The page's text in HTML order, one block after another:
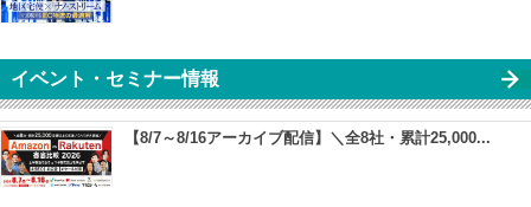
イベント・セミナー情報
【8/7～8/16アーカイブ配信】＼全8社・累計25,000...